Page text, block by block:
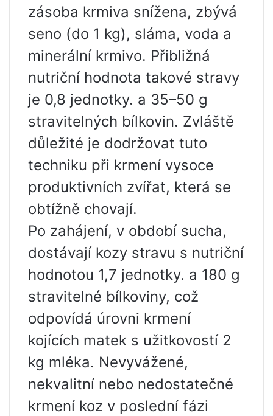
zásoba krmiva snížena, zbývá
seno (do 1 kg), sláma, voda a
minerální krmivo. Přibližná
nutriční hodnota takové stravy
je 0,8 jednotky. a 35–50 g
stravitelných bílkovin. Zvláště
důležité je dodržovat tuto
techniku ​​při krmení vysoce
produktivních zvířat, která se
obtížně chovají.
Po zahájení, v období sucha,
dostávají kozy stravu s nutriční
hodnotou 1,7 jednotky. a 180 g
stravitelné bílkoviny, což
odpovídá úrovni krmení
kojících matek s užitkovostí 2
kg mléka. Nevyvážené,
nekvalitní nebo nedostatečné
krmení koz v poslední fázi